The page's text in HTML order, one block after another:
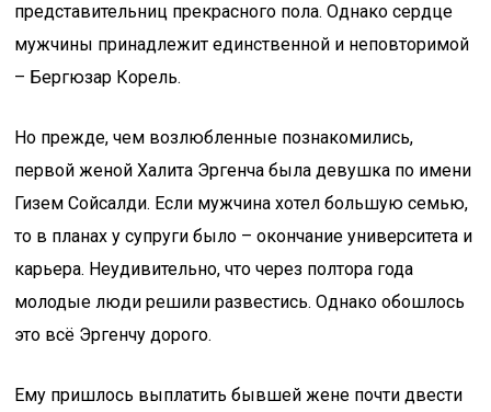
представительниц прекрасного пола. Однако сердце
мужчины принадлежит единственной и неповторимой
– Бергюзар Корель.
Но прежде, чем возлюбленные познакомились,
первой женой Халита Эргенча была девушка по имени
Гизем Сойсалди. Если мужчина хотел большую семью,
то в планах у супруги было – окончание университета и
карьера. Неудивительно, что через полтора года
молодые люди решили развестись. Однако обошлось
это всё Эргенчу дорого.
Ему пришлось выплатить бывшей жене почти двести